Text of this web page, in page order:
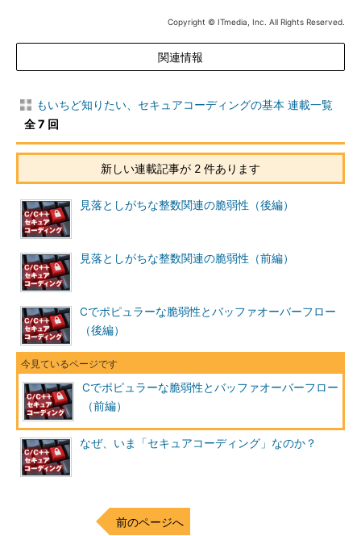
behavior"）と呼ばれます。コード例1では*NULL++ = cが実行さ
れるため、実際にはNULLポインタ参照が発生します（NULLポイ
ンタ、すなわちアドレス0のメモリに入力データを書き込もうと
は何の規定もされていません。我々が普段使うようなPC環境で
は、ユーザーアプリがNULLポインタ参照を起こした場合にはOS
gets()の修正を考える
コード例1はどのように修正すべきでしょうか。問題となった
のは以下の前提が成り立たないことでした。
［gets() 実行時の前提条件］
引数 buf が指しているバッファは、入力データ（および
きる大きさであること
標準入力からやってくるデータがどのくらいあるかを事前に知
る術はなく、実際に読み込んでみなければ分かりません。この前
提条件にはもともと無理があったわけです。
バッファオーバーフローを起こさないようにするためには、読
み込むデータ長を制限する必要があります。また、バッファ長は
関数の中からは分からないので、引数として受け取りましょう。
Copyright © ITmedia, Inc. All Rights Reserved.
関連情報
もいちど知りたい、セキュアコーディングの基本 連載一覧
全 7 回
新しい連載記事が 2 件あります
見落としがちな整数関連の脆弱性（後編）
見落としがちな整数関連の脆弱性（前編）
Cでポピュラーな脆弱性とバッファオーバーフロー
（後編）
Cでポピュラーな脆弱性とバッファオーバーフロー
（前編）
なぜ、いま「セキュアコーディング」なのか？
前のページへ